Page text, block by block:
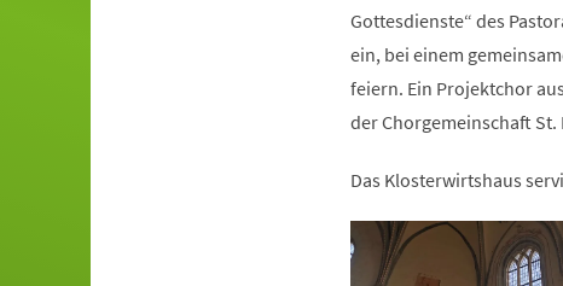
Gottesdienste“ des
ein, bei einem
feiern. Ein Projektchor
der Chorgemeinschaft
Das Klosterwirtshaus